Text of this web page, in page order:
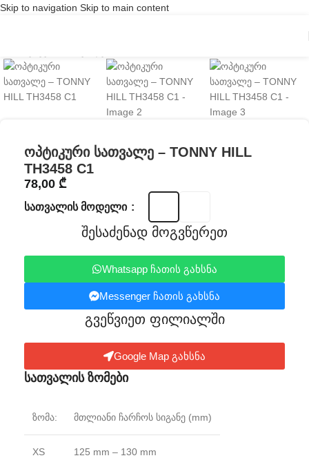
Skip to navigation Skip to main content
ოპტიკური სათვალე – TONNY HILL
TH3458 C1
78,00 ₾
ᲡᲐᲗᲕᲐᲚᲘᲡ ᲛᲝᲓᲔᲚᲘ
შესაძენად მოგვწერეთ
Whatsapp ჩათის გახსნა
Messenger ჩათის გახსნა
გვეწვიეთ ფილიალში​
Google Map გახსნა
სათვალის ზომები
ზომა: მთლიანი ჩარჩოს სიგანე (mm)
XS 125 mm – 130 mm